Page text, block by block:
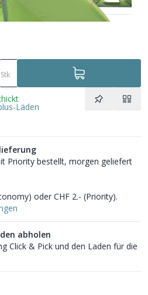
Stk
Läden
Priority bestellt, morgen geliefert
oder CHF 2.- (Priority).
abholen
Click & Pick und den Laden für die